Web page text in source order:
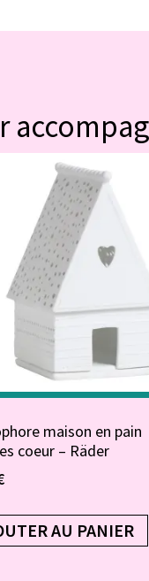
maison en pain
coeur – Räder
AU PANIER